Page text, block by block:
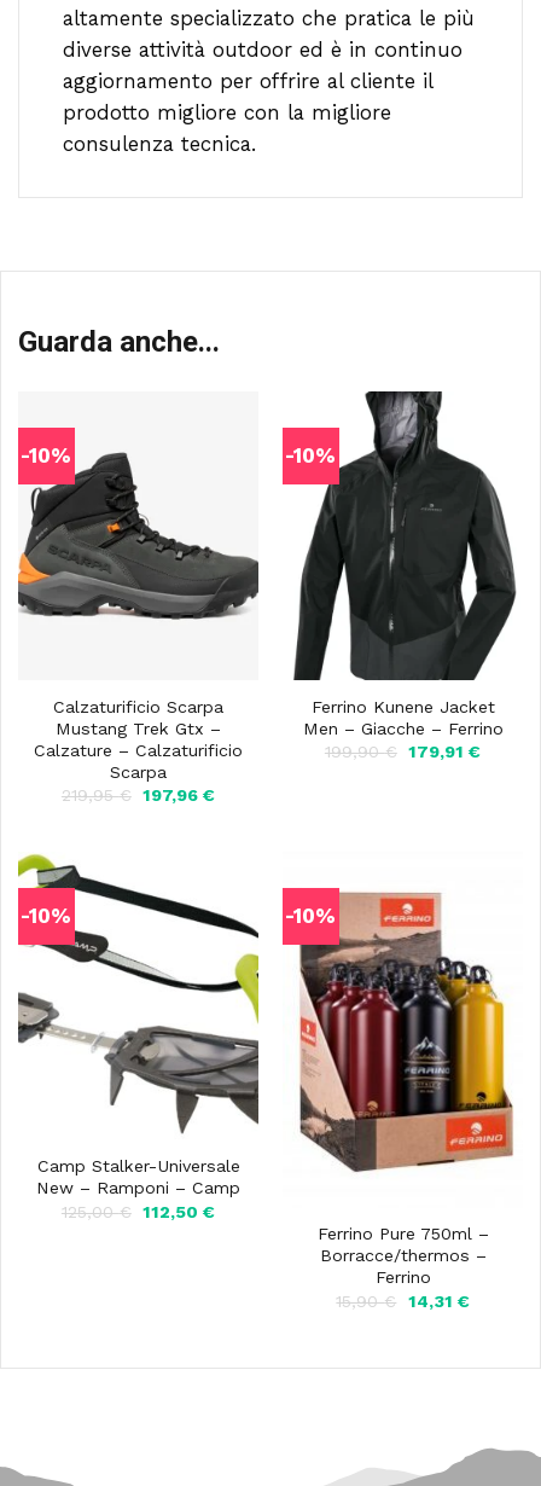
altamente specializzato che pratica le più
diverse attività outdoor ed è in continuo
aggiornamento per offrire al cliente il
prodotto migliore con la migliore
consulenza tecnica.
Guarda anche...
-10%
Calzaturificio Scarpa
Mustang Trek Gtx –
Calzature – Calzaturificio
Scarpa
219,95€ Il
197,96€Il
-10%
Ferrino Kunene Jacket
Men – Giacche – Ferrino
199,90€ Il
179,91€Il
-10%
Camp Stalker-Universale
New – Ramponi – Camp
125,00€ Il
112,50€Il
-10%
Ferrino Pure 750ml –
Borracce/thermos –
Ferrino
15,90€
Il
15,90 €.
14,31 €Il
14,31 €.